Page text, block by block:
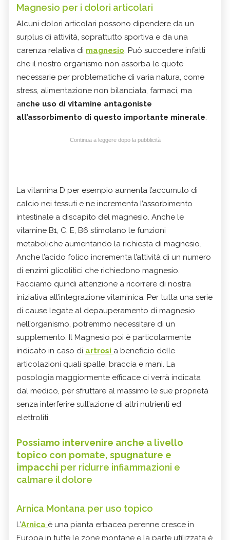
Magnesio per i dolori articolari
Alcuni dolori articolari possono dipendere da un
surplus di attività, soprattutto sportiva e da una
carenza relativa di magnesio. Può succedere infatti
che il nostro organismo non assorba le quote
necessarie per problematiche di varia natura, come
stress, alimentazione non bilanciata, farmaci, ma
anche uso di vitamine antagoniste
all’assorbimento di questo importante minerale.
Continua a leggere dopo la pubblicità
La vitamina D per esempio aumenta l’accumulo di
calcio nei tessuti e ne incrementa l’assorbimento
intestinale a discapito del magnesio. Anche le
vitamine B1, C, E, B6 stimolano le funzioni
metaboliche aumentando la richiesta di magnesio.
Anche l’acido folico incrementa l’attività di un numero
di enzimi glicolitici che richiedono magnesio.
Facciamo quindi attenzione a ricorrere di nostra
iniziativa all’integrazione vitaminica. Per tutta una serie
di cause legate al depauperamento di magnesio
nell’organismo, potremmo necessitare di un
supplemento. Il Magnesio poi è particolarmente
indicato in caso di artrosi a beneficio delle
articolazioni quali spalle, braccia e mani. La
posologia maggiormente efficace ci verrà indicata
dal medico, per sfruttare al massimo le sue proprietà
senza interferire sull’azione di altri nutrienti ed
elettroliti.
Possiamo intervenire anche a livello
topico con pomate, spugnature e
impacchi per ridurre infiammazioni e
calmare il dolore
Arnica Montana per uso topico
L’Arnica è una pianta erbacea perenne cresce in
Europa in tutte le zone montane e la parte utilizzata è